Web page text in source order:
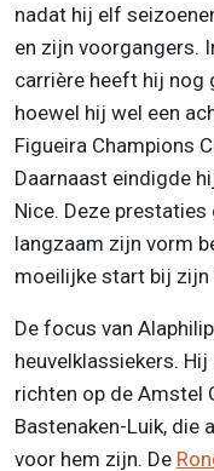
nadat hij elf
en zijn voorgangers.
carrière heeft hij nog
hoewel hij wel een
Figueira Champions
Daarnaast eindigde
Nice. Deze prestaties
langzaam zijn vorm
moeilijke start bij zijn
De focus van
heuvelklassiekers.
richten op de Amstel
Bastenaken-Luik, die
voor hem zijn. De